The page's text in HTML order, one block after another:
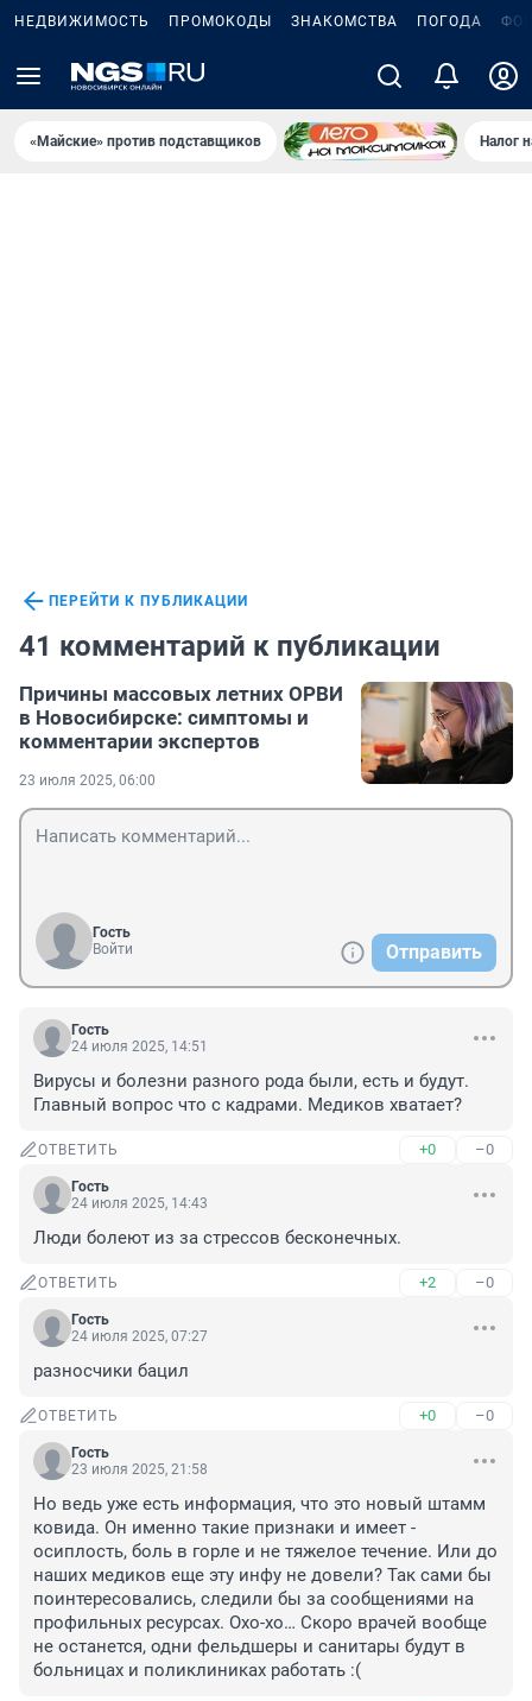
НЕДВИЖИМОСТЬ ПРОМОКОДЫ ЗНАКОМСТВА ПОГОДА
«Майские» против подставщиков Налог
ПЕРЕЙТИ К ПУБЛИКАЦИИ
41 комментарий к публикации
Причины массовых летних ОРВИ
в Новосибирске: симптомы и
комментарии экспертов
23 июля 2025, 06:00
Гость
Войти
Отправить
Гость
24 июля 2025, 14:51
Вирусы и болезни разного рода были, есть и будут.
Главный вопрос что с кадрами. Медиков хватает?
ОТВЕТИТЬ +0 –0
Гость
24 июля 2025, 14:43
Люди болеют из за стрессов бесконечных.
ОТВЕТИТЬ +2 –0
Гость
24 июля 2025, 07:27
разносчики бацил
ОТВЕТИТЬ +0 –0
Гость
23 июля 2025, 21:58
Но ведь уже есть информация, что это новый штамм
ковида. Он именно такие признаки и имеет -
осиплость, боль в горле и не тяжелое течение. Или до
наших медиков еще эту инфу не довели? Так сами бы
поинтересовались, следили бы за сообщениями на
профильных ресурсах. Охо-хо… Скоро врачей вообще
не останется, одни фельдшеры и санитары будут в
больницах и поликлиниках работать :(